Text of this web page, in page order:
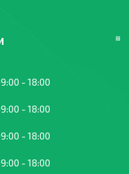
18:00
18:00
18:00
18:00